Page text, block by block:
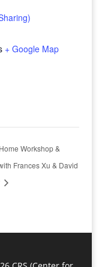
+ Google Map
Workshop &
Frances Xu & David